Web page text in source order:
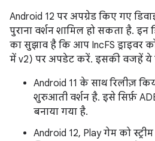
Android 12 पर अपग्रेड किए गए
पुराना वर्शन शामिल हो सकता है. इन
का सुझाव है कि आप IncFS ड्राइवर
में v2) पर अपडेट करें. इसकी वजहें ये
Android 11 के साथ रिलीज़
शुरुआती वर्शन है. इसे सिर्फ़
बनाया गया है.
Android 12, Play गेम को